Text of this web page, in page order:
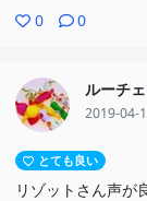
0 0
ルーチェ
2019-04-
とても良い
リゾットさん声が